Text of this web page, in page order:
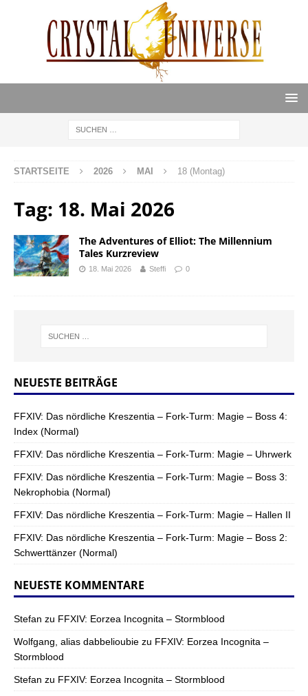
STARTSEITE 2026 MAI 18 (Montag)
Tag: 18. Mai 2026
The Adventures of Elliot: The Millennium
Tales Kurzreview
18. Mai 2026 Steffi 0
NEUESTE BEITRÄGE
FFXIV: Das nördliche Kreszentia – Fork-Turm: Magie – Boss 4:
Index (Normal)
FFXIV: Das nördliche Kreszentia – Fork-Turm: Magie – Uhrwerk
FFXIV: Das nördliche Kreszentia – Fork-Turm: Magie – Boss 3:
Nekrophobia (Normal)
FFXIV: Das nördliche Kreszentia – Fork-Turm: Magie – Hallen II
FFXIV: Das nördliche Kreszentia – Fork-Turm: Magie – Boss 2:
Schwerttänzer (Normal)
NEUESTE KOMMENTARE
Stefan zu FFXIV: Eorzea Incognita – Stormblood
Wolfgang, alias dabbelioubie zu FFXIV: Eorzea Incognita –
Stormblood
Stefan zu FFXIV: Eorzea Incognita – Stormblood